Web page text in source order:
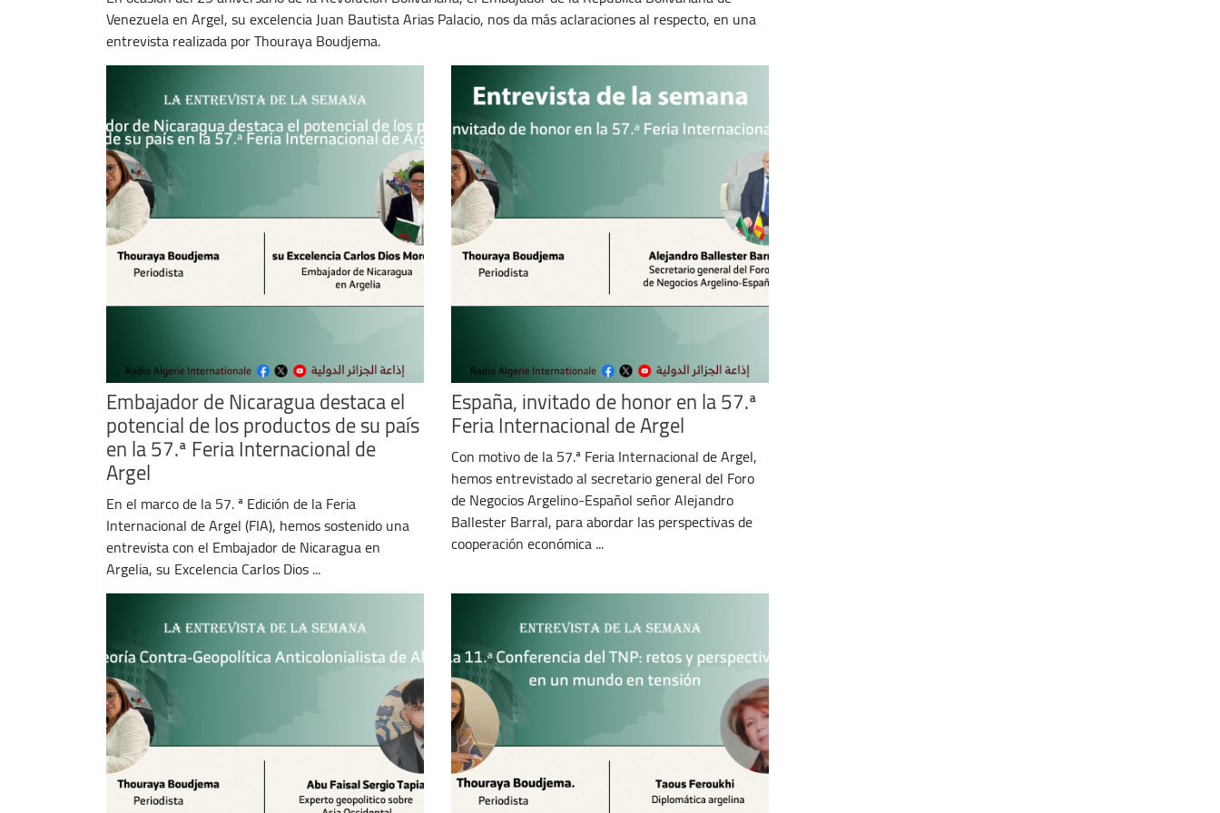
decrease
Venezuela en Argel, su excelencia Juan Bautista Arias Palacio, nos da más aclaraciones al respecto, en una
entrevista realizada por Thouraya Boudjema.
Embajador de Nicaragua destaca el
potencial de los productos de su país
en la 57.ª Feria Internacional de
Argel
En el marco de la 57. ª Edición de la Feria
Internacional de Argel (FIA), hemos sostenido una
entrevista con el Embajador de Nicaragua en
Argelia, su Excelencia Carlos Dios ...
España, invitado de honor en la 57.ª
Feria Internacional de Argel
Con motivo de la 57.ª Feria Internacional de Argel,
hemos entrevistado al secretario general del Foro
de Negocios Argelino-Español señor Alejandro
Ballester Barral, para abordar las perspectivas de
cooperación económica ...